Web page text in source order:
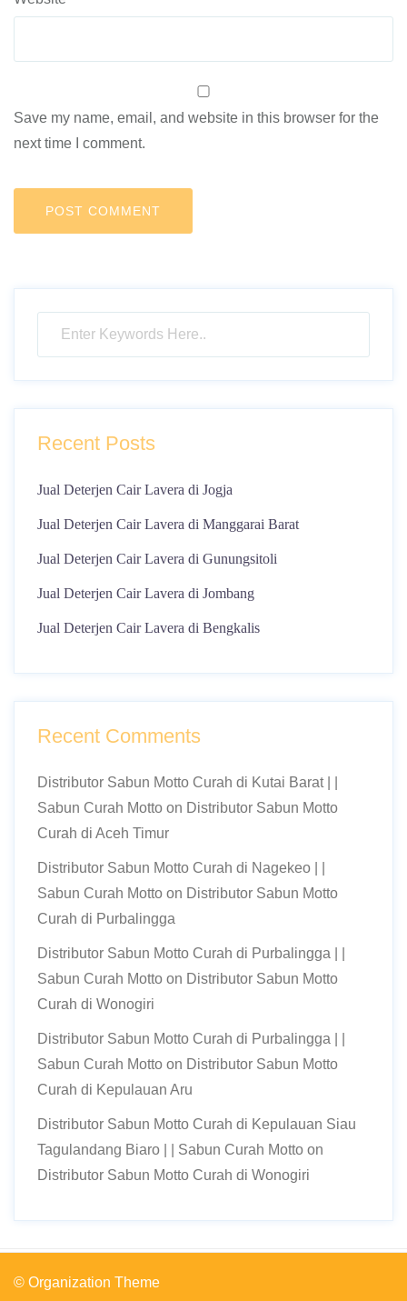
Save my name, email, and website in this browser for the
next time I comment.
Recent Posts
Jual Deterjen Cair Lavera di Jogja
Jual Deterjen Cair Lavera di Manggarai Barat
Jual Deterjen Cair Lavera di Gunungsitoli
Jual Deterjen Cair Lavera di Jombang
Jual Deterjen Cair Lavera di Bengkalis
Recent Comments
Distributor Sabun Motto Curah di Kutai Barat | |
Sabun Curah Motto on Distributor Sabun Motto
Curah di Aceh Timur
Distributor Sabun Motto Curah di Nagekeo | |
Sabun Curah Motto on Distributor Sabun Motto
Curah di Purbalingga
Distributor Sabun Motto Curah di Purbalingga | |
Sabun Curah Motto on Distributor Sabun Motto
Curah di Wonogiri
Distributor Sabun Motto Curah di Purbalingga | |
Sabun Curah Motto on Distributor Sabun Motto
Curah di Kepulauan Aru
Distributor Sabun Motto Curah di Kepulauan Siau
Tagulandang Biaro | | Sabun Curah Motto on
Distributor Sabun Motto Curah di Wonogiri
© Organization Theme